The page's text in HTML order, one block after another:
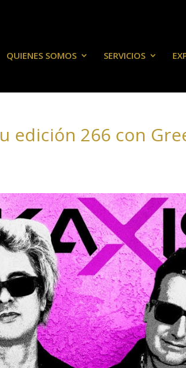
QUIENES SOMOS SERVICIOS
edición 266 con